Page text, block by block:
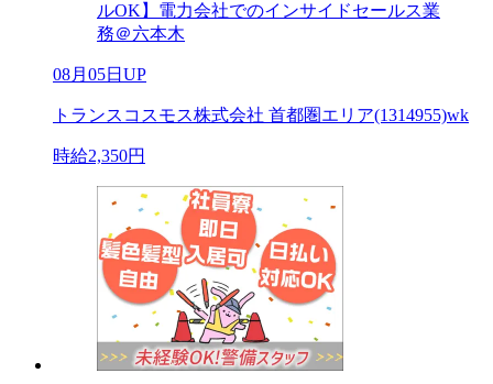
ルOK】電力会社でのインサイドセールス業
務＠六本木
08月05日UP
トランスコスモス株式会社 首都圏エリア(1314955)wk
時給2,350円